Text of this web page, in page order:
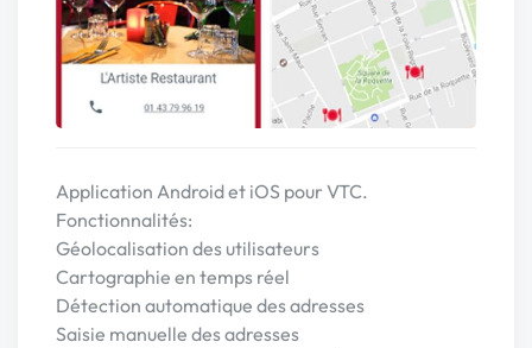
Application Android et iOS pour VTC.
Fonctionnalités:
Géolocalisation des utilisateurs
Cartographie en temps réel
Détection automatique des adresses
Saisie manuelle des adresses